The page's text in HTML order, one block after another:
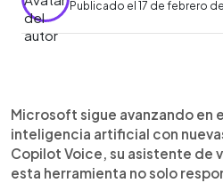
Publicado el 17 de febrero
Escuchar artículo
Microsoft sigue avanzando en
inteligencia artificial con
Copilot Voice, su asistente de
esta herramienta no solo